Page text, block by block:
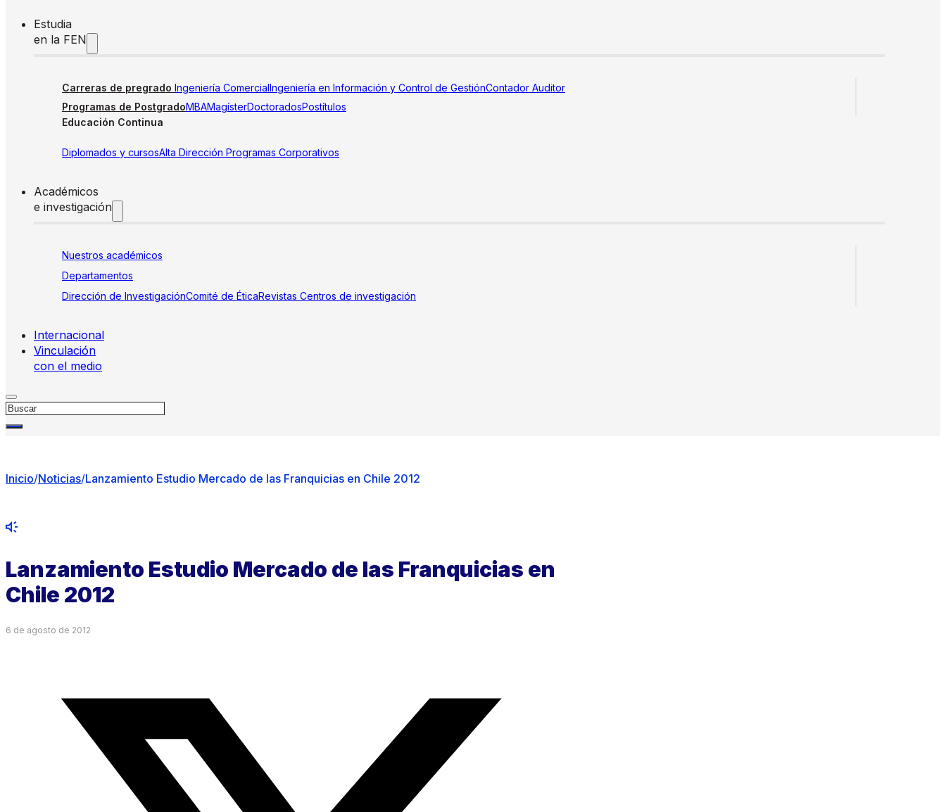
Estudia
en la FEN
Carreras de pregrado Ingeniería ComercialIngeniería en Información y Control de GestiónContador Auditor
Programas de PostgradoMBAMagísterDoctoradosPostítulos
Educación Continua
Diplomados y cursosAlta Dirección Programas Corporativos
Académicos
e investigación
Nuestros académicos
Departamentos
Dirección de InvestigaciónComité de ÉticaRevistas Centros de investigación
Internacional
Vinculación
con el medio
Buscar
Inicio/Noticias/Lanzamiento Estudio Mercado de las Franquicias en Chile 2012
Lanzamiento Estudio Mercado de las Franquicias en
Chile 2012
6 de agosto de 2012